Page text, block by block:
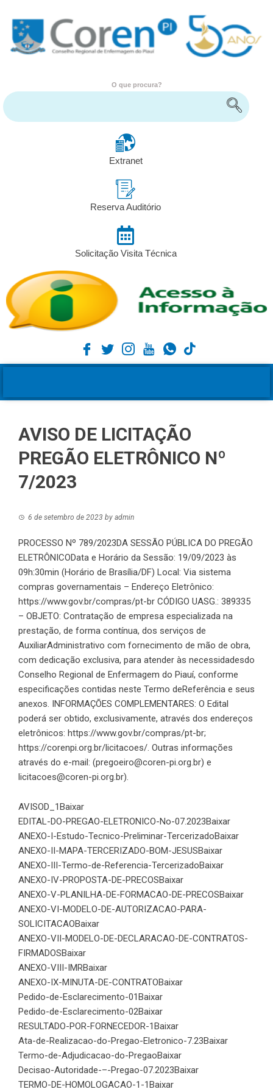
O que procura?
Extranet
Reserva Auditório
Solicitação Visita Técnica
AVISO DE LICITAÇÃO
PREGÃO ELETRÔNICO Nº
7/2023
6 de setembro de 2023 by admin
PROCESSO Nº 789/2023DA SESSÃO PÚBLICA DO PREGÃO
ELETRÔNICOData e Horário da Sessão: 19/09/2023 às
09h:30min (Horário de Brasília/DF) Local: Via sistema
compras governamentais – Endereço Eletrônico:
https://www.gov.br/compras/pt-br CÓDIGO UASG.: 389335
– OBJETO: Contratação de empresa especializada na
prestação, de forma contínua, dos serviços de
AuxiliarAdministrativo com fornecimento de mão de obra,
com dedicação exclusiva, para atender às necessidadesdo
Conselho Regional de Enfermagem do Piauí, conforme
especificações contidas neste Termo deReferência e seus
anexos. INFORMAÇÕES COMPLEMENTARES: O Edital
poderá ser obtido, exclusivamente, através dos endereços
eletrônicos: https://www.gov.br/compras/pt-br;
https://corenpi.org.br/licitacoes/. Outras informações
através do e-mail: (pregoeiro@coren-pi.org.br) e
licitacoes@coren-pi.org.br).
AVISOD_1Baixar
EDITAL-DO-PREGAO-ELETRONICO-No-07.2023Baixar
ANEXO-I-Estudo-Tecnico-Preliminar-TercerizadoBaixar
ANEXO-II-MAPA-TERCERIZADO-BOM-JESUSBaixar
ANEXO-III-Termo-de-Referencia-TercerizadoBaixar
ANEXO-IV-PROPOSTA-DE-PRECOSBaixar
ANEXO-V-PLANILHA-DE-FORMACAO-DE-PRECOSBaixar
ANEXO-VI-MODELO-DE-AUTORIZACAO-PARA-
SOLICITACAOBaixar
ANEXO-VII-MODELO-DE-DECLARACAO-DE-CONTRATOS-
FIRMADOSBaixar
ANEXO-VIII-IMRBaixar
ANEXO-IX-MINUTA-DE-CONTRATOBaixar
Pedido-de-Esclarecimento-01Baixar
Pedido-de-Esclarecimento-02Baixar
RESULTADO-POR-FORNECEDOR-1Baixar
Ata-de-Realizacao-do-Pregao-Eletronico-7.23Baixar
Termo-de-Adjudicacao-do-PregaoBaixar
Decisao-Autoridade-–-Pregao-07.2023Baixar
TERMO-DE-HOMOLOGACAO-1-1Baixar